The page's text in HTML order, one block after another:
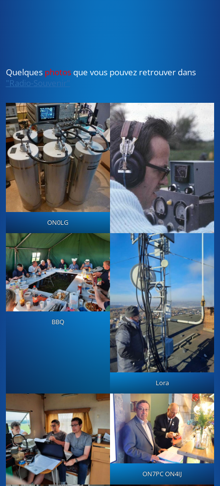
Quelques photosque vous pouvez retrouver dans
"Radio-Souvenir"
ON0LG
BBQ
Lora
ON7PC ON4IJ